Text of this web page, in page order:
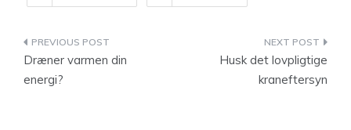
Indlægsnavigation
Dræner varmen din
energi?
Husk det lovpligtige
kraneftersyn